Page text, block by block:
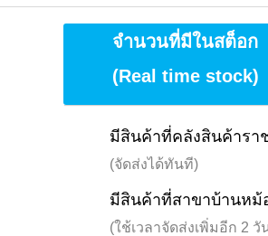
จำนวนที่มีในสต็อก
(Real time stock)
มีสินค้าที่คลังสินค้ารา
(จัดส่งได้ทันที)
มีสินค้าที่สาขาบ้านหม้
(ใช้เวลาจัดส่งเพิ่มอีก 2 วั